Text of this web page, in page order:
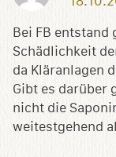
Bei FB entstand
Schädlichkeit
da Kläranlagen
Gibt es darüber
nicht die
weitestgehend